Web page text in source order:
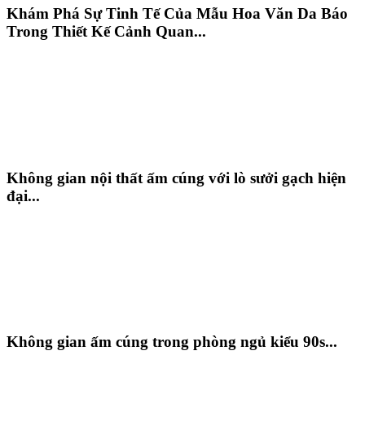
Khám Phá Sự Tinh Tế Của Mẫu Hoa Văn Da Báo
Trong Thiết Kế Cảnh Quan...
Không gian nội thất ấm cúng với lò sưởi gạch hiện
đại...
Không gian ấm cúng trong phòng ngủ kiểu 90s...